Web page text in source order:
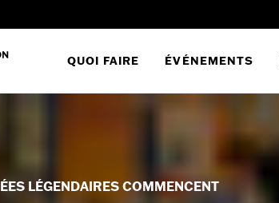
QUOI FAIRE ÉVÉNEMENTS
LÉGENDAIRES COMMENCENT